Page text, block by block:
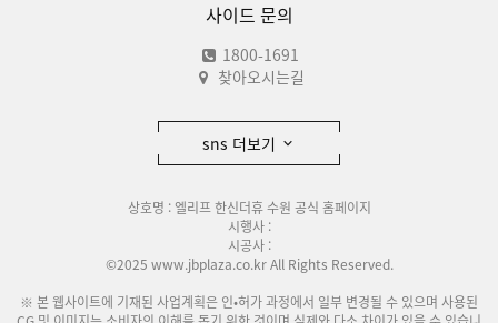
사이드 문의
1800-1691
찾아오시는길
sns 더보기
상호명 : 엘리프 한신더휴 수원 공식 홈페이지
시행사 :
시공사 :
©2025 www.jbplaza.co.kr All Rights Reserved.
※ 본 웹사이트에 기재된 사업계획은 인•허가 과정에서 일부 변경될 수 있으며 사용된